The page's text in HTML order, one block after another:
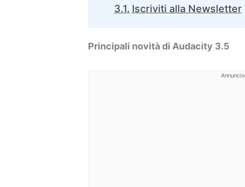
Iscriviti alla Newsletter
Principali novità di Audacity 3.5
Annuncio